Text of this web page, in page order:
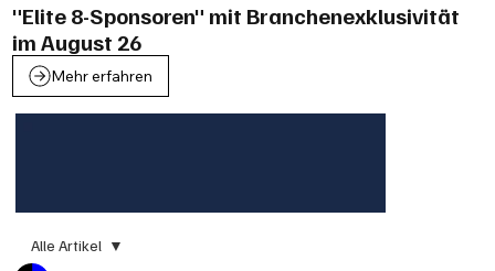
"Elite 8-Sponsoren" mit Branchenexklusivität
im August 26
Mehr erfahren
Alle Artikel